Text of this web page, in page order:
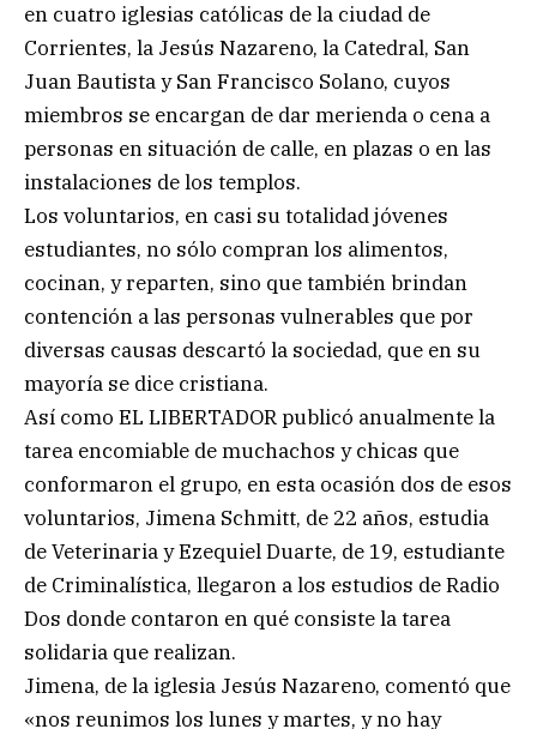
en cuatro iglesias católicas de la ciudad de
Corrientes, la Jesús Nazareno, la Catedral, San
Juan Bautista y San Francisco Solano, cuyos
miembros se encargan de dar merienda o cena a
personas en situación de calle, en plazas o en las
instalaciones de los templos.
Los voluntarios, en casi su totalidad jóvenes
estudiantes, no sólo compran los alimentos,
cocinan, y reparten, sino que también brindan
contención a las personas vulnerables que por
diversas causas descartó la sociedad, que en su
mayoría se dice cristiana.
Así como EL LIBERTADOR publicó anualmente la
tarea encomiable de muchachos y chicas que
conformaron el grupo, en esta ocasión dos de esos
voluntarios, Jimena Schmitt, de 22 años, estudia
de Veterinaria y Ezequiel Duarte, de 19, estudiante
de Criminalística, llegaron a los estudios de Radio
Dos donde contaron en qué consiste la tarea
solidaria que realizan.
Jimena, de la iglesia Jesús Nazareno, comentó que
«nos reunimos los lunes y martes, y no hay